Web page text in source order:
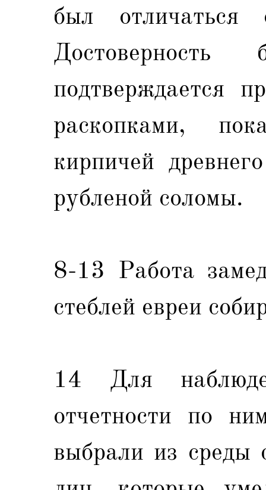
был отличаться
Достоверность
подтверждается
раскопками,
кирпичей
рубленой соломы.
8-13 Работа
стеблей евреи
14 Для
отчетности по
выбрали из среды